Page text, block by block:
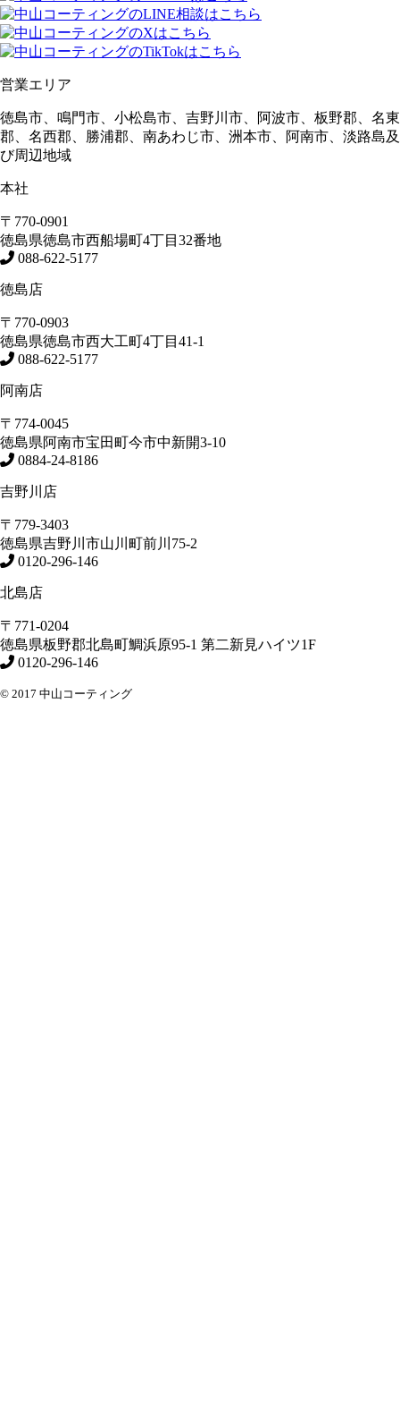
営業エリア
徳島市、鳴門市、小松島市、吉野川市、阿波市、板野郡、名東
郡、名西郡、勝浦郡、南あわじ市、洲本市、阿南市、淡路島及
び周辺地域
本社
〒770-0901
徳島県徳島市西船場町4丁目32番地
088-622-5177
徳島店
〒770-0903
徳島県徳島市西大工町4丁目41-1
088-622-5177
阿南店
〒774-0045
徳島県阿南市宝田町今市中新開3-10
0884-24-8186
吉野川店
〒779-3403
徳島県吉野川市山川町前川75-2
0120-296-146
北島店
〒771-0204
徳島県板野郡北島町鯛浜原95-1 第二新見ハイツ1F
0120-296-146
© 2017 中山コーティング